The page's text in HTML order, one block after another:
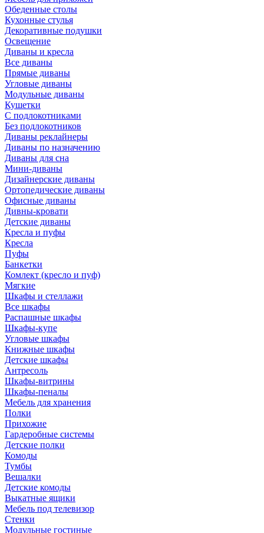
Обеденные столы
Кухонные стулья
Декоративные подушки
Освещение
Диваны и кресла
Все диваны
Прямые диваны
Угловые диваны
Модульные диваны
Кушетки
С подлокотниками
Без подлокотников
Диваны реклайнеры
Диваны по назначению
Диваны для сна
Мини-диваны
Дизайнерские диваны
Ортопедические диваны
Офисные диваны
Дивны-кровати
Детские диваны
Кресла и пуфы
Кресла
Пуфы
Банкетки
Комлект (кресло и пуф)
Мягкие
Шкафы и стеллажи
Все шкафы
Распашные шкафы
Шкафы-купе
Угловые шкафы
Книжные шкафы
Детские шкафы
Антресоль
Шкафы-витрины
Шкафы-пеналы
Мебель для хранения
Полки
Прихожие
Гардеробные системы
Детские полки
Комоды
Тумбы
Вешалки
Детские комоды
Выкатные ящики
Мебель под телевизор
Стенки
Модульные гостиные